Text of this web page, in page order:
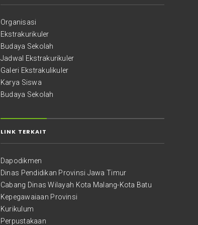
Organisasi
Ekstrakurikuler
Budaya Sekolah
Jadwal Ekstrakurikuler
Galeri Ekstrakulikuler
Karya Siswa
Budaya Sekolah
LINK TERKAIT
Dapodikmen
Dinas Pendidikan Provinsi Jawa Timur
Cabang Dinas Wilayah Kota Malang-Kota Batu
Kepegawaiaan Provinsi
Kurikulum
Perpustakaan